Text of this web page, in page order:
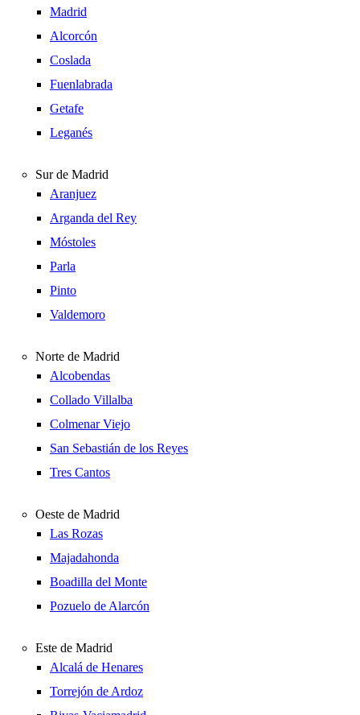
Madrid
Alcorcón
Coslada
Fuenlabrada
Getafe
Leganés
Sur de Madrid
Aranjuez
Arganda del Rey
Móstoles
Parla
Pinto
Valdemoro
Norte de Madrid
Alcobendas
Collado Villalba
Colmenar Viejo
San Sebastián de los Reyes
Tres Cantos
Oeste de Madrid
Las Rozas
Majadahonda
Boadilla del Monte
Pozuelo de Alarcón
Este de Madrid
Alcalá de Henares
Torrejón de Ardoz